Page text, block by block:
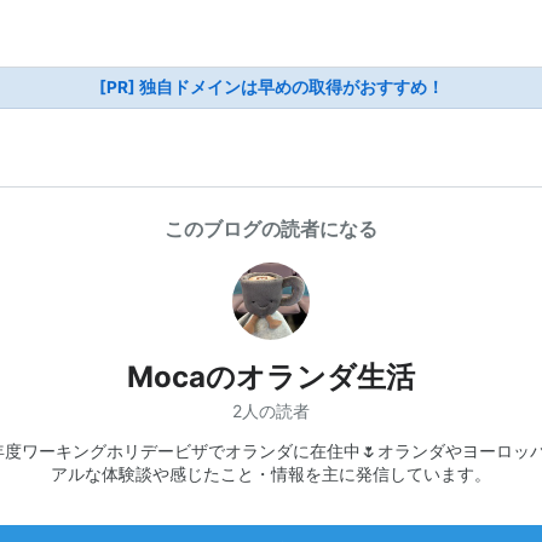
[PR] 独自ドメインは早めの取得がおすすめ！
このブログの読者になる
Mocaのオランダ生活
2人の読者
ワーキングホリデービザでオランダに在住中🌷オランダやヨーロッ
アルな体験談や感じたこと・情報を主に発信しています。